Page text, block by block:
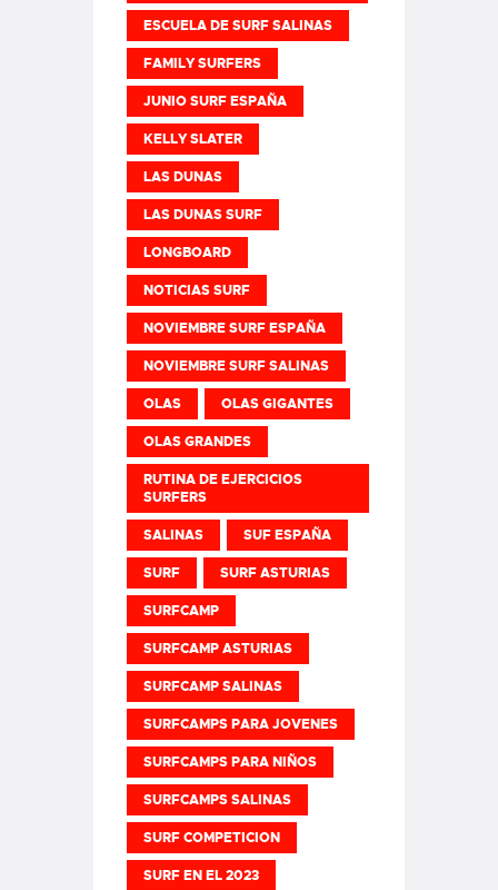
ESCUELA DE SURF SALINAS
FAMILY SURFERS
JUNIO SURF ESPAÑA
KELLY SLATER
LAS DUNAS
LAS DUNAS SURF
LONGBOARD
NOTICIAS SURF
NOVIEMBRE SURF ESPAÑA
NOVIEMBRE SURF SALINAS
OLAS OLAS GIGANTES
OLAS GRANDES
RUTINA DE EJERCICIOS
SURFERS
SALINAS SUF ESPAÑA
SURF SURF ASTURIAS
SURFCAMP
SURFCAMP ASTURIAS
SURFCAMP SALINAS
SURFCAMPS PARA JOVENES
SURFCAMPS PARA NIÑOS
SURFCAMPS SALINAS
SURF COMPETICION
SURF EN EL 2023